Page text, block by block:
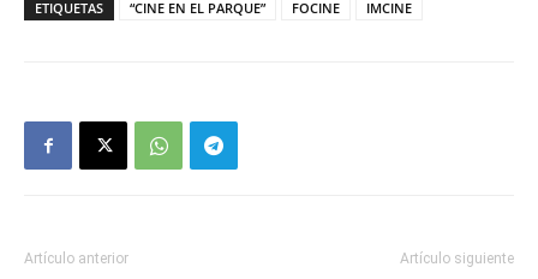
ETIQUETAS “CINE EN EL PARQUE” FOCINE IMCINE
Artículo anterior Artículo siguiente